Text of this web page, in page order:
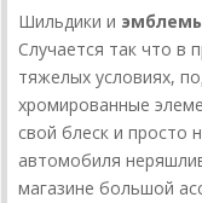
Шильдики и
Случается так что в
тяжелых условиях,
хромированные
свой блеск и просто
автомобиля
магазине большой